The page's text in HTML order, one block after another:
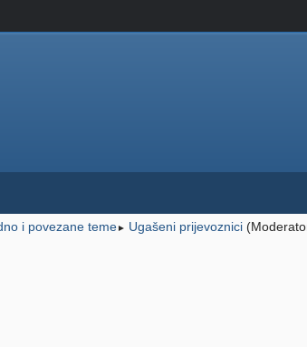
i povezane teme► Ugašeni prijevoznici